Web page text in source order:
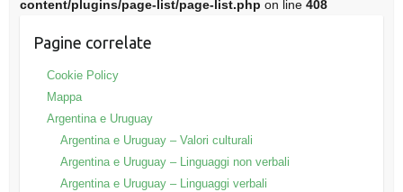
content/plugins/page-list/page-list.php on line 408
Pagine correlate
Cookie Policy
Mappa
Argentina e Uruguay
Argentina e Uruguay – Valori culturali
Argentina e Uruguay – Linguaggi non verbali
Argentina e Uruguay – Linguaggi verbali